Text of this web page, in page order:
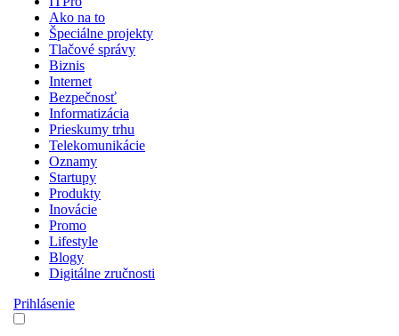
Ako na to
Špeciálne projekty
Tlačové správy
Biznis
Internet
Bezpečnosť
Informatizácia
Prieskumy trhu
Telekomunikácie
Oznamy
Startupy
Produkty
Inovácie
Promo
Lifestyle
Blogy
Digitálne zručnosti
Prihlásenie